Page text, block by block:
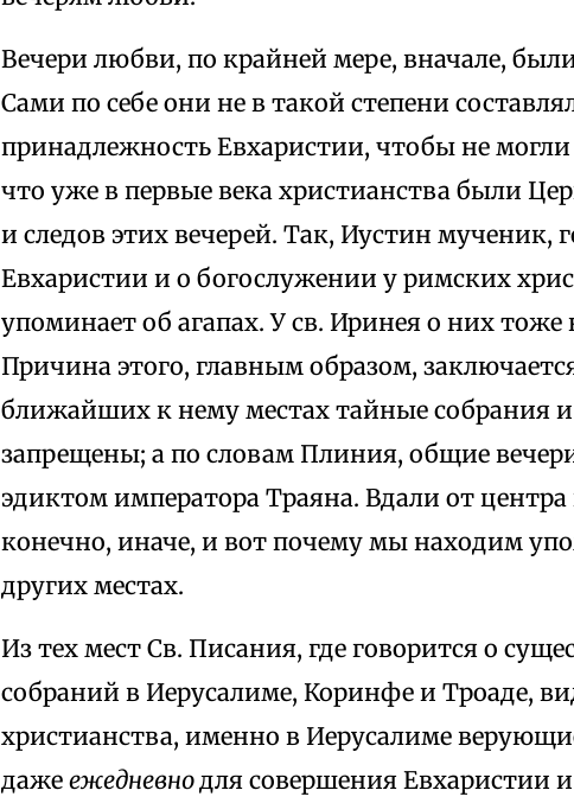
Вечери любви, по крайней мере, вначале,
Сами по себе они не в такой степени
принадлежность Евхаристии, чтобы не
что уже в первые века христианства были
и следов этих вечерей. Так, Иустин мученик,
Евхаристии и о богослужении у римских
упоминает об агапах. У св. Иринея о них тоже
Причина этого, главным образом,
ближайших к нему местах тайные собрания
запрещены; а по словам Плиния, общие
эдиктом императора Траяна. Вдали от центра
конечно, иначе, и вот почему мы находим
других местах.
Из тех мест Св. Писания, где говорится о
собраний в Иерусалиме, Коринфе и Троаде,
христианства, именно в Иерусалиме
даже ежедневнодля совершения Евхаристии